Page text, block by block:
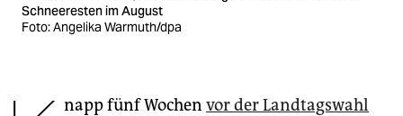
fragen & hilfe
Schneeresten im August
Foto: Angelika Warmuth/dpa
napp fünf Wochen vor der Landtagswahl